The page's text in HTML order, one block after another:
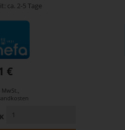
ca. 2-5 Tage
€